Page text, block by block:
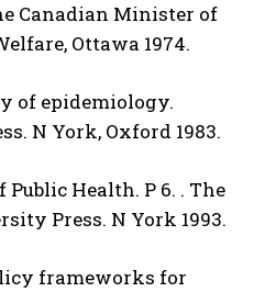
Canadian Minister of
Ottawa 1974.
of epidemiology.
N York, Oxford 1983.
Health. P 6. . The
Press. N York 1993.
frameworks for